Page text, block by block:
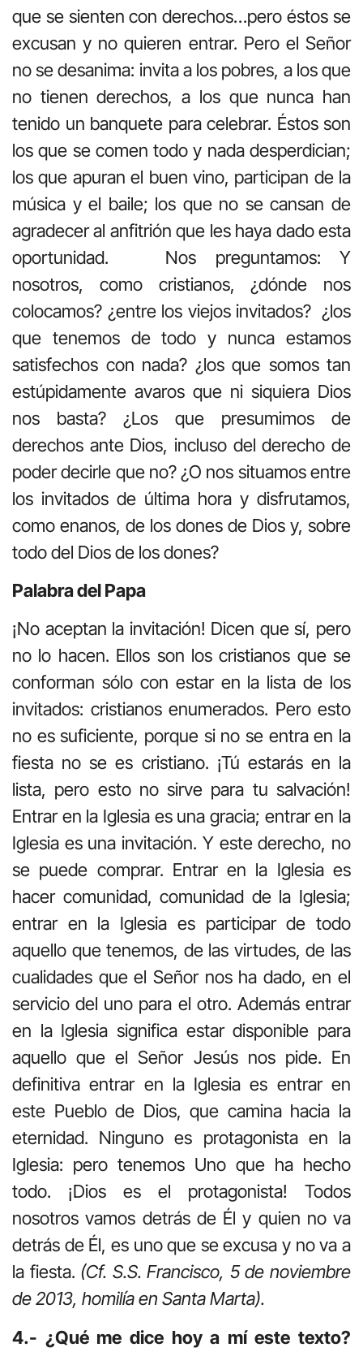
que se sienten con derechos…pero éstos se
excusan y no quieren entrar. Pero el Señor
no se desanima: invita a los pobres, a los que
no tienen derechos, a los que nunca han
tenido un banquete para celebrar. Éstos son
los que se comen todo y nada desperdician;
los que apuran el buen vino, participan de la
música y el baile; los que no se cansan de
agradecer al anfitrión que les haya dado esta
oportunidad. Nos preguntamos: Y
nosotros, como cristianos, ¿dónde nos
colocamos? ¿entre los viejos invitados? ¿los
que tenemos de todo y nunca estamos
satisfechos con nada? ¿los que somos tan
estúpidamente avaros que ni siquiera Dios
nos basta? ¿Los que presumimos de
derechos ante Dios, incluso del derecho de
poder decirle que no? ¿O nos situamos entre
los invitados de última hora y disfrutamos,
como enanos, de los dones de Dios y, sobre
todo del Dios de los dones?
Palabra del Papa
¡No aceptan la invitación! Dicen que sí, pero
no lo hacen. Ellos son los cristianos que se
conforman sólo con estar en la lista de los
invitados: cristianos enumerados. Pero esto
no es suficiente, porque si no se entra en la
fiesta no se es cristiano. ¡Tú estarás en la
lista, pero esto no sirve para tu salvación!
Entrar en la Iglesia es una gracia; entrar en la
Iglesia es una invitación. Y este derecho, no
se puede comprar. Entrar en la Iglesia es
hacer comunidad, comunidad de la Iglesia;
entrar en la Iglesia es participar de todo
aquello que tenemos, de las virtudes, de las
cualidades que el Señor nos ha dado, en el
servicio del uno para el otro. Además entrar
en la Iglesia significa estar disponible para
aquello que el Señor Jesús nos pide. En
definitiva entrar en la Iglesia es entrar en
este Pueblo de Dios, que camina hacia la
eternidad. Ninguno es protagonista en la
Iglesia: pero tenemos Uno que ha hecho
todo. ¡Dios es el protagonista! Todos
nosotros vamos detrás de Él y quien no va
detrás de Él, es uno que se excusa y no va a
la fiesta. (Cf. S.S. Francisco, 5 de noviembre
de 2013, homilía en Santa Marta).
4.- ¿Qué me dice hoy a mí este texto?